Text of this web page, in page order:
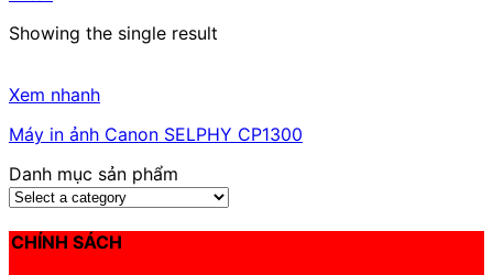
Showing the single result
Xem nhanh
Máy in ảnh Canon SELPHY CP1300
Danh mục sản phẩm
CHÍNH SÁCH